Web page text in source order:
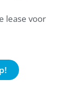
lease voor